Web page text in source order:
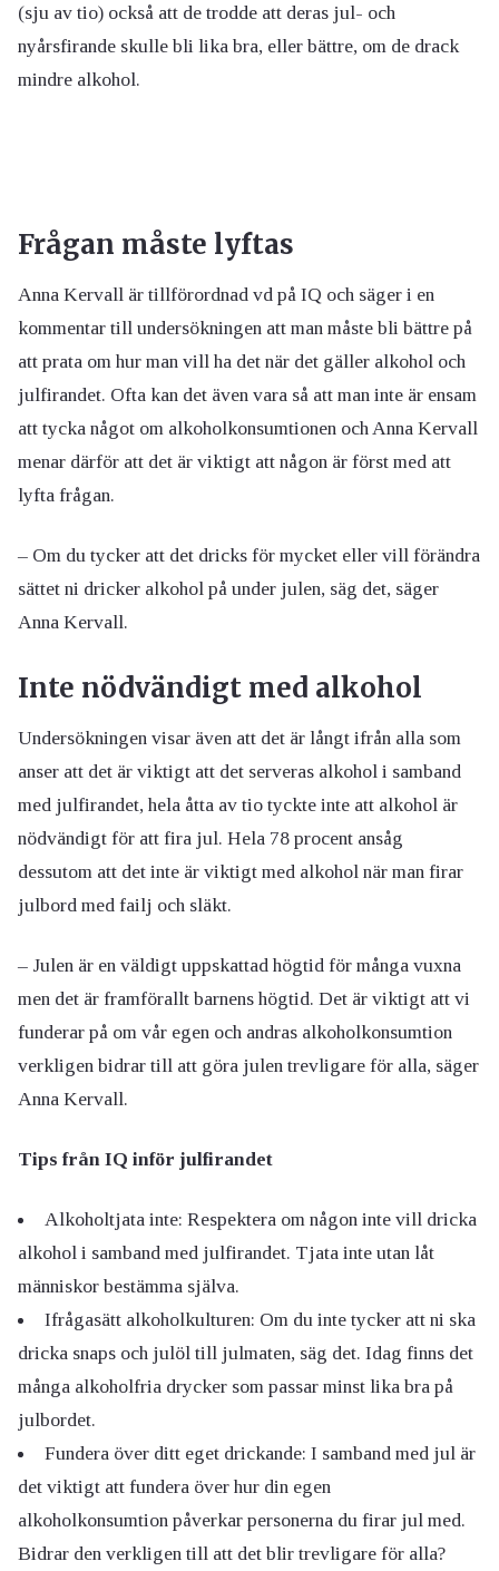
(sju av tio) också att de trodde att deras jul- och
nyårsfirande skulle bli lika bra, eller bättre, om de drack
mindre alkohol.
Frågan måste lyftas
Anna Kervall är tillförordnad vd på IQ och säger i en
kommentar till undersökningen att man måste bli bättre på
att prata om hur man vill ha det när det gäller alkohol och
julfirandet. Ofta kan det även vara så att man inte är ensam
att tycka något om alkoholkonsumtionen och Anna Kervall
menar därför att det är viktigt att någon är först med att
lyfta frågan.
– Om du tycker att det dricks för mycket eller vill förändra
sättet ni dricker alkohol på under julen, säg det, säger
Anna Kervall.
Inte nödvändigt med alkohol
Undersökningen visar även att det är långt ifrån alla som
anser att det är viktigt att det serveras alkohol i samband
med julfirandet, hela åtta av tio tyckte inte att alkohol är
nödvändigt för att fira jul. Hela 78 procent ansåg
dessutom att det inte är viktigt med alkohol när man firar
julbord med failj och släkt.
– Julen är en väldigt uppskattad högtid för många vuxna
men det är framförallt barnens högtid. Det är viktigt att vi
funderar på om vår egen och andras alkoholkonsumtion
verkligen bidrar till att göra julen trevligare för alla, säger
Anna Kervall.
Tips från IQ inför julfirandet
Alkoholtjata inte: Respektera om någon inte vill dricka
alkohol i samband med julfirandet. Tjata inte utan låt
människor bestämma själva.
Ifrågasätt alkoholkulturen: Om du inte tycker att ni ska
dricka snaps och julöl till julmaten, säg det. Idag finns det
många alkoholfria drycker som passar minst lika bra på
julbordet.
Fundera över ditt eget drickande: I samband med jul är
det viktigt att fundera över hur din egen
alkoholkonsumtion påverkar personerna du firar jul med.
Bidrar den verkligen till att det blir trevligare för alla?